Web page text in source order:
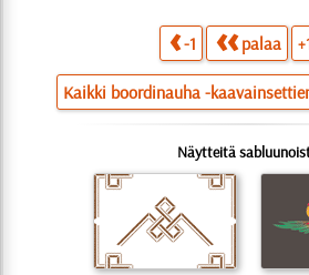
-1 palaa
Kaikki boordinauha -
Näytteitä